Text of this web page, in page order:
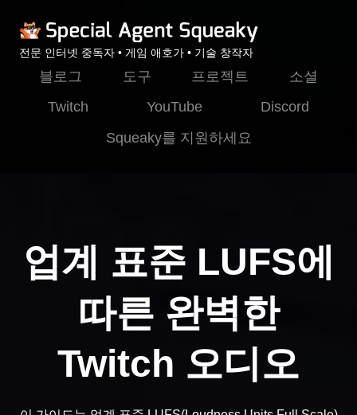
전문 인터넷 중독자 • 게임 애호가 • 기술 창작자
블로그 도구 프로젝트
소셜
Twitch
YouTube
Discord
Squeaky를 지원하세요
업계 표준 LUFS에
따른 완벽한
Twitch 오디오